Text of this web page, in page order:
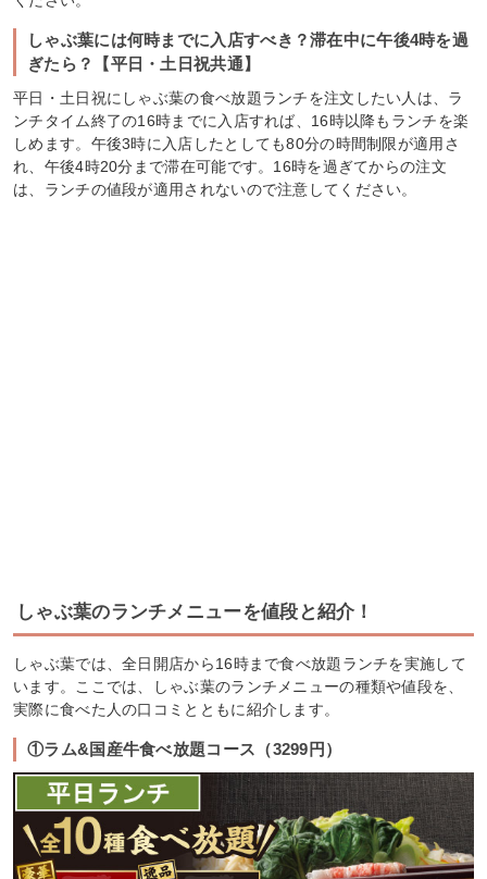
しゃぶ葉には何時までに入店すべき？滞在中に午後4時を過
ぎたら？【平日・土日祝共通】
平日・土日祝にしゃぶ葉の食べ放題ランチを注文したい人は、ラ
ンチタイム終了の16時までに入店すれば、16時以降もランチを楽
しめます。午後3時に入店したとしても80分の時間制限が適用さ
れ、午後4時20分まで滞在可能です。16時を過ぎてからの注文
は、ランチの値段が適用されないので注意してください。
しゃぶ葉のランチメニューを値段と紹介！
しゃぶ葉では、全日開店から16時まで食べ放題ランチを実施して
います。ここでは、しゃぶ葉のランチメニューの種類や値段を、
実際に食べた人の口コミとともに紹介します。
①ラム&国産牛食べ放題コース（3299円）